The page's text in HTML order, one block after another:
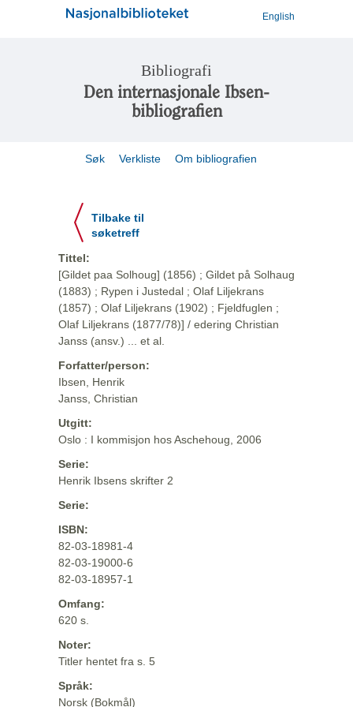
English
Bibliografi
Den internasjonale Ibsen-
bibliografien
Søk Verkliste Om bibliografien
Tilbake til
søketreff
Tittel:
[Gildet paa Solhoug] (1856) ; Gildet på Solhaug
(1883) ; Rypen i Justedal ; Olaf Liljekrans
(1857) ; Olaf Liljekrans (1902) ; Fjeldfuglen ;
Olaf Liljekrans (1877/78)] / edering Christian
Janss (ansv.) ... et al.
Forfatter/person:
Ibsen, Henrik
Janss, Christian
Utgitt:
Oslo : I kommisjon hos Aschehoug, 2006
Serie:
Henrik Ibsens skrifter 2
Serie:
ISBN:
82-03-18981-4
82-03-19000-6
82-03-18957-1
Omfang:
620 s.
Noter:
Titler hentet fra s. 5
Språk:
Norsk (Bokmål)